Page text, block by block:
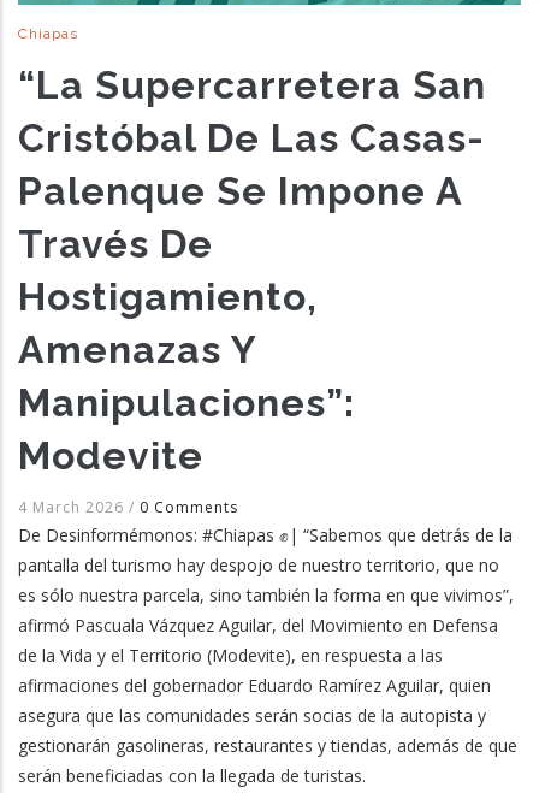
Chiapas
“La Supercarretera San
Cristóbal De Las Casas-
Palenque Se Impone A
Través De
Hostigamiento,
Amenazas Y
Manipulaciones”:
Modevite
4 March 2026 / 0 Comments
De Desinformémonos: #Chiapas ✊| “Sabemos que detrás de la
pantalla del turismo hay despojo de nuestro territorio, que no
es sólo nuestra parcela, sino también la forma en que vivimos”,
afirmó Pascuala Vázquez Aguilar, del Movimiento en Defensa
de la Vida y el Territorio (Modevite), en respuesta a las
afirmaciones del gobernador Eduardo Ramírez Aguilar, quien
asegura que las comunidades serán socias de la autopista y
gestionarán gasolineras, restaurantes y tiendas, además de que
serán beneficiadas con la llegada de turistas.